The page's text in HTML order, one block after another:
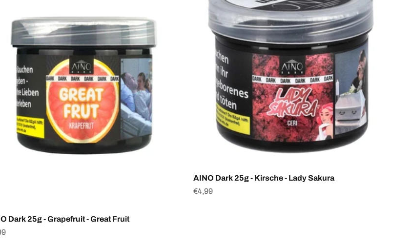
Dark 25g - Grapefruit - Great Fruit
AINO Dark 25g - Kirsche - Lady Sakura
Angebot
€4,99